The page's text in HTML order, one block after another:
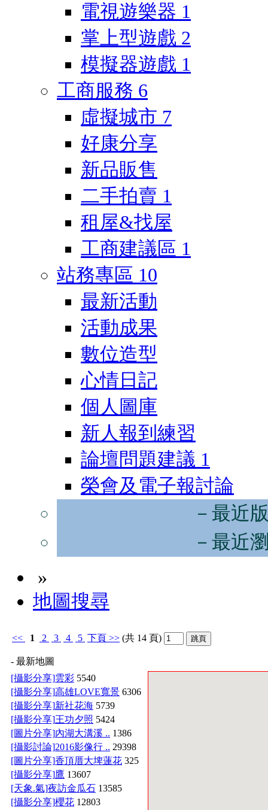
電視遊樂器 1
掌上型遊戲 2
模擬器遊戲 1
工商服務 6
虛擬城市 7
好康分享
新品販售
二手拍賣 1
租屋&找屋
工商建議區 1
站務專區 10
最新活動
活動成果
數位造型
心情日記
個人圖庫
新人報到練習
論壇問題建議 1
榮會及電子報討論
－最近
－最近
»
地圖搜尋
<< 1 2 3 4 5 下頁 >> (共 14 頁)
- 最新地圖
[攝影分享]雲彩 5540
[攝影分享]高雄LOVE寬景 6306
[攝影分享]新社花海 5739
[攝影分享]王功夕照 5424
[圖片分享]內湖大溝溪 .. 1386
[攝影討論]2016影像行 .. 29398
[圖片分享]香頂厝大埤蓮花 325
[攝影分享]鷹 13607
[天象.氣]夜訪金瓜石 13585
[攝影分享]櫻花 12803